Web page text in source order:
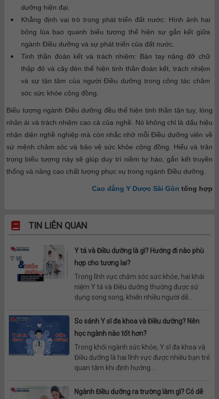
dưỡng hiện đại.
Khẳng định vai trò trong phát triển đất nước: Hình ảnh hai
bông lúa bao quanh biểu tượng thể hiện sự gắn kết giữa
ngành Điều dưỡng và sự phát triển của đất nước.
Tinh thần đoàn kết và trách nhiệm: Bàn tay nâng đỡ chữ
thập đỏ và cây đèn thể hiện tinh thần đoàn kết, trách nhiệm
và sự tận tâm của người Điều dưỡng trong công tác chăm
sóc sức khỏe cộng đồng.
Biểu tượng ngành Điều dưỡng đều thể hiện tinh thần tận tụy, lòng
nhân ái và trách nhiệm cao cả của nghề. Nó không chỉ là dấu hiệu
nhận diện nghề nghiệp mà còn nhắc nhở mỗi Điều dưỡng viên về
sứ mệnh chăm sóc và bảo vệ sức khỏe cộng đồng. Hiểu và trân
trọng biểu tượng này sẽ giúp duy trì niềm tự hào, gắn kết truyền
thống và nâng cao chất lượng phục vụ trong ngành Điều dưỡng.
Cao đẳng Y Dược Sài Gòn tổng hợp
TIN LIÊN QUAN
Y tá và Điều dưỡng là gì? Hướng đi nào phù
hợp cho tương lai?
Trong lĩnh vực chăm sóc sức khỏe, hai khái
niệm Y tá và Điều dưỡng thường được sử
dụng song song, khiến nhiều người dễ...
So sánh Y sĩ đa khoa và Điều dưỡng? Nên
học ngành nào tốt hơn?
Trong khối ngành sức khỏe, Y sĩ đa khoa và
Điều dưỡng là hai lĩnh vực được nhiều bạn trẻ
quan tâm khi định hướng...
Ngành Điều dưỡng ra trường làm gì? Có dễ